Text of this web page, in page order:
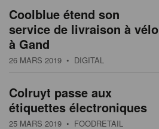
Coolblue étend son
service de livraison à vélo
à Gand
26 MARS 2019 • DIGITAL
Colruyt passe aux
étiquettes électroniques
25 MARS 2019 • FOODRETAIL